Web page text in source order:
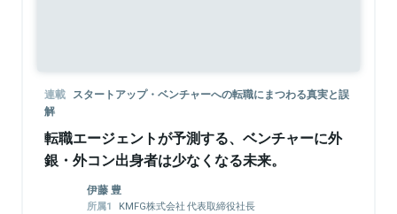
連載 スタートアップ・ベンチャーへの転職にまつわる真実と誤
解
転職エージェントが予測する、ベンチャーに外
銀・外コン出身者は少なくなる未来。
伊藤 豊
KMFG株式会社 代表取締役社長